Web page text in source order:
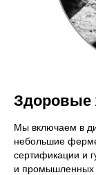
Здоровые
Мы включаем в
небольшие
сертификации и
и промышленных